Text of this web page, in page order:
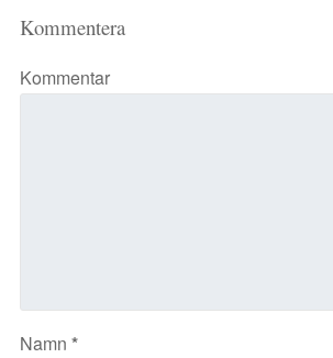
Kommentera
Kommentar
Namn *